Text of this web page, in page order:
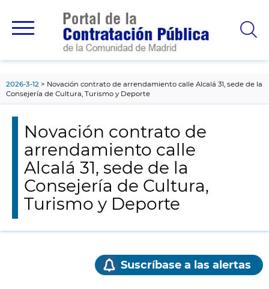
principal
2026-3-12
Novación contrato de arrendamiento calle Alcalá 31, sede de la
Consejería de Cultura, Turismo y Deporte
Novación contrato de
arrendamiento calle
Alcalá 31, sede de la
Consejería de Cultura,
Turismo y Deporte
Suscríbase a las alertas